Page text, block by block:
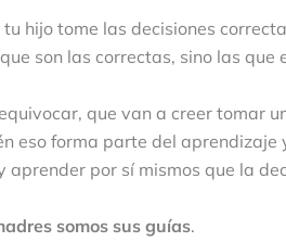
hijo tome las decisiones
son las correctas, sino las que
que van a creer tomar
eso forma parte del
aprender por sí mismos que la
somos sus guías.